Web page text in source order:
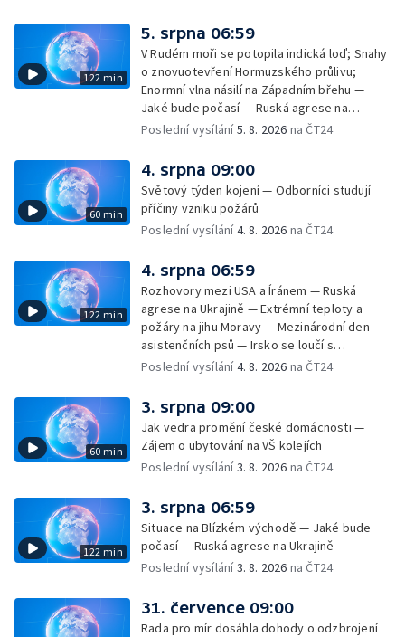
na dovolené v zahraničí; Platby a výběry na
dovolené v zahraničí — Těžba léčivé rašeliny
u Malé Morávky
122 min
5. srpna 06:59
V Rudém moři se potopila indická loď; Snahy
o znovuotevření Hormuzského průlivu;
Enormní vlna násilí na Západním břehu —
Jaké bude počasí — Ruská agrese na
Ukrajině — Vliv veder na lidské orgány — Při
— Třem obcím na Brněnsku dočasně došla
pitná voda — SP v orientačním běhu v Česku
— Horko a požáry sužují Evropu — Rybářský
příměstský tábor
Poslední vysílání5. 8. 2026 na ČT24
60 min
4. srpna 09:00
Světový týden kojení — Odborníci studují
příčiny vzniku požárů
Poslední vysílání4. 8. 2026 na ČT24
122 min
4. srpna 06:59
Rozhovory mezi USA a Íránem — Ruská
agrese na Ukrajině — Extrémní teploty a
požáry na jihu Moravy — Mezinárodní den
asistenčních psů — Irsko se loučí s
hudebníkem Glenem Hansardem
Poslední vysílání4. 8. 2026 na ČT24
60 min
3. srpna 09:00
Jak vedra promění české domácnosti —
Zájem o ubytování na VŠ kolejích
Poslední vysílání3. 8. 2026 na ČT24
122 min
3. srpna 06:59
Situace na Blízkém východě — Jaké bude
počasí — Ruská agrese na Ukrajině
Poslední vysílání3. 8. 2026 na ČT24
31. července 09:00
Rada pro mír dosáhla dohody o odzbrojení